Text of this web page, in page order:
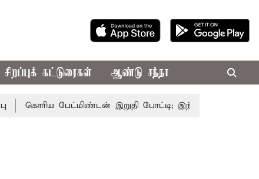
சிறப்புக் கட்டுரைகள் ஆண்டு சந்தா
கொரிய பேட்மிண்டன் இறுதி போட்டி; இந்திய வீராங்கனை